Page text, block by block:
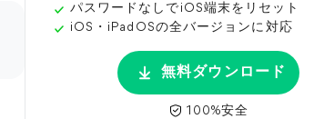
パスワードなしでiOS端末をリセット
iOS・iPadOSの全バージョンに対応
無料ダウンロード
100%安全